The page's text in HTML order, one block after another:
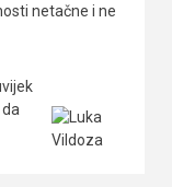
netačne i ne